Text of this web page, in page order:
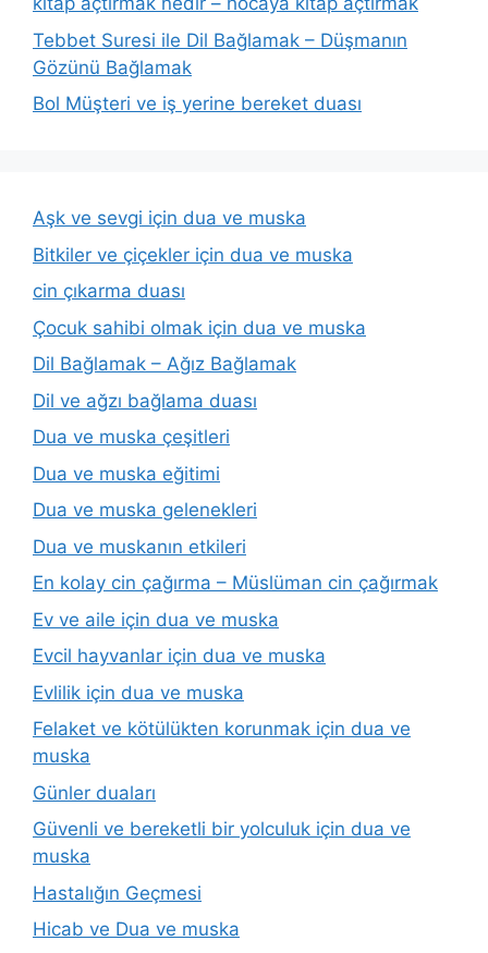
Tebbet Suresi ile Dil Bağlamak – Düşmanın
Gözünü Bağlamak
Bol Müşteri ve iş yerine bereket duası
Aşk ve sevgi için dua ve muska
Bitkiler ve çiçekler için dua ve muska
cin çıkarma duası
Çocuk sahibi olmak için dua ve muska
Dil Bağlamak – Ağız Bağlamak
Dil ve ağzı bağlama duası
Dua ve muska çeşitleri
Dua ve muska eğitimi
Dua ve muska gelenekleri
Dua ve muskanın etkileri
En kolay cin çağırma – Müslüman cin çağırmak
Ev ve aile için dua ve muska
Evcil hayvanlar için dua ve muska
Evlilik için dua ve muska
Felaket ve kötülükten korunmak için dua ve
muska
Günler duaları
Güvenli ve bereketli bir yolculuk için dua ve
muska
Hastalığın Geçmesi
Hicab ve Dua ve muska